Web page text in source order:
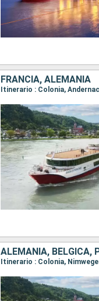
FRANCIA, ALEMANIA
ALEMANIA, BÉLGICA,
Itinerario : Colonia,